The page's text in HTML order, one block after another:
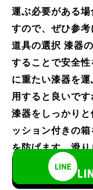
運ぶ必要がある
すので、ぜひ参
道具の選択 漆器
することで安全
に重たい漆器を
用すると良いで
漆器をしっかり
ッション付きの
を防げます。滑
シートを敷くこ
す。耐荷重量の高